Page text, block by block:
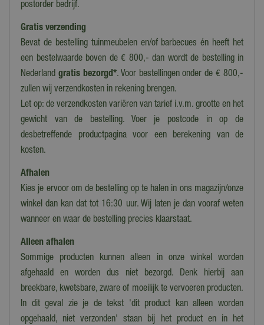
194 cm
Breedte
194 cm
Diepte
67 cm
Hoogte
101 cm
35 cm
Extra opties
postorder bedrijf.
Gratis verzending
Bevat de bestelling tuinmeubelen en/of barbecues én heeft het
een bestelwaarde boven de € 800,- dan wordt de bestelling in
Nederland gratis bezorgd*. Voor bestellingen onder de € 800,-
zullen wij verzendkosten in rekening brengen.
Let op: de verzendkosten variëren van tarief i.v.m. grootte en het
gewicht van de bestelling. Voer je postcode in op de
desbetreffende productpagina voor een berekening van de
kosten.
Afhalen
Kies je ervoor om de bestelling op te halen in ons magazijn/onze
winkel dan kan dat tot 16:30 uur. Wij laten je dan vooraf weten
wanneer en waar de bestelling precies klaarstaat.
Alleen afhalen
Sommige producten kunnen alleen in onze winkel worden
afgehaald en worden dus niet bezorgd. Denk hierbij aan
breekbare, kwetsbare, zware of moeilijk te vervoeren producten.
In dit geval zie je de tekst 'dit product kan alleen worden
opgehaald, niet verzonden' staan bij het product en in het